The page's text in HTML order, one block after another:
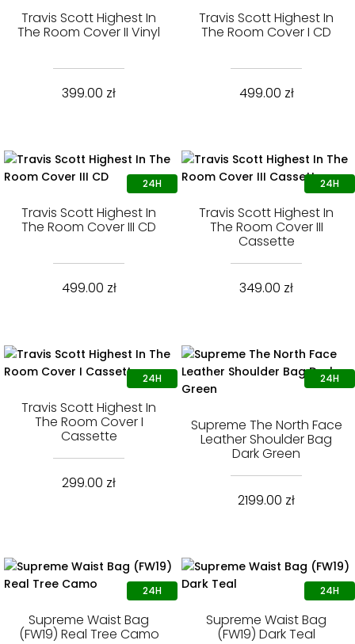
Travis Scott Highest In
The Room Cover II Vinyl
399.00 zł
Travis Scott Highest In
The Room Cover I CD
499.00 zł
Travis Scott Highest In
The Room Cover III CD
499.00 zł
Travis Scott Highest In
The Room Cover III
Cassette
349.00 zł
Travis Scott Highest In
The Room Cover I
Cassette
299.00 zł
Supreme The North Face
Leather Shoulder Bag
Dark Green
2199.00 zł
Supreme Waist Bag
(FW19) Real Tree Camo
Supreme Waist Bag
(FW19) Dark Teal